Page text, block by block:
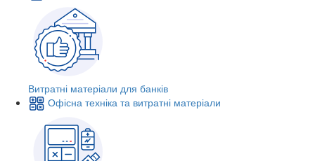
Витратні матеріали для банків
Офісна техніка та витратні матеріали